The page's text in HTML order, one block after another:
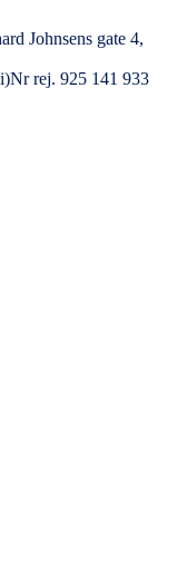
Johnsens gate 4,
Nr rej. 925 141 933